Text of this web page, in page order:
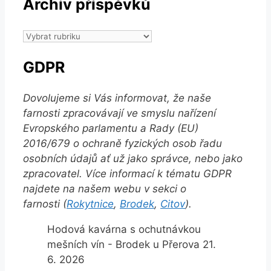
Archiv příspěvků
Archiv
GDPR
Dovolujeme si Vás informovat, že naše
farnosti zpracovávají ve smyslu nařízení
Evropského parlamentu a Rady (EU)
2016/679 o ochraně fyzických osob řadu
osobních údajů ať už jako správce, nebo jako
zpracovatel. Více informací k tématu GDPR
najdete na našem webu v sekci o
farnosti (Rokytnice, Brodek, Citov).
Hodová kavárna s ochutnávkou
mešních vín - Brodek u Přerova 21.
6. 2026